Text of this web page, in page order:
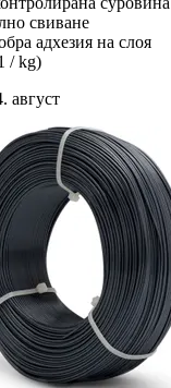
свиване
адхезия на слоя
/ kg)
август